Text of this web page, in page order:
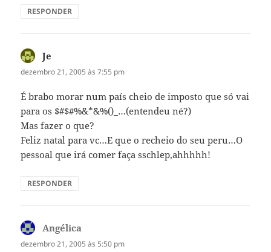
RESPONDER
Je
dezembro 21, 2005 às 7:55 pm
É brabo morar num país cheio de imposto que só vai
para os $#$#%¨&*¨&%()_…(entendeu né?)
Mas fazer o que?
Feliz natal para vc…E que o recheio do seu peru…O
pessoal que irá comer faça sschlep,ahhhhh!
RESPONDER
Angélica
dezembro 21, 2005 às 5:50 pm